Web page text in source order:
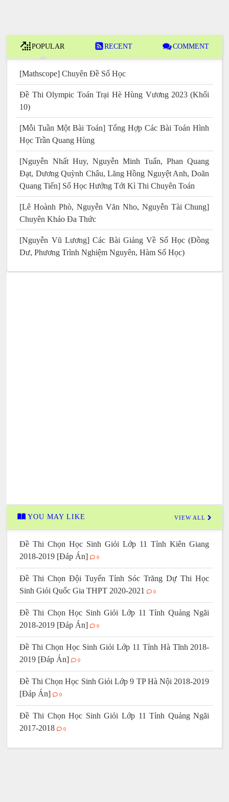
POPULAR RECENT COMMENT
[Mathscope] Chuyên Đề Số Học
Đề Thi Olympic Toán Trại Hè Hùng Vương 2023 (Khối
10)
[Mỗi Tuần Một Bài Toán] Tổng Hợp Các Bài Toán Hình
Học Trần Quang Hùng
[Nguyễn Nhất Huy, Nguyễn Minh Tuấn, Phan Quang
Đạt, Dương Quỳnh Châu, Lăng Hồng Nguyệt Anh, Doãn
Quang Tiến] Số Học Hướng Tới Kì Thi Chuyên Toán
[Lê Hoành Phò, Nguyễn Văn Nho, Nguyễn Tài Chung]
Chuyên Khảo Đa Thức
[Nguyễn Vũ Lương] Các Bài Giảng Về Số Học (Đồng
Dư, Phương Trình Nghiệm Nguyên, Hàm Số Học)
YOU MAY LIKE VIEW ALL
Đề Thi Chọn Học Sinh Giỏi Lớp 11 Tỉnh Kiên Giang
2018-2019 [Đáp Án]
0
Đề Thi Chọn Đội Tuyển Tỉnh Sóc Trăng Dự Thi Học
Sinh Giỏi Quốc Gia THPT 2020-2021
0
Đề Thi Chọn Học Sinh Giỏi Lớp 11 Tỉnh Quảng Ngãi
2018-2019 [Đáp Án]
0
Đề Thi Chọn Học Sinh Giỏi Lớp 11 Tỉnh Hà Tĩnh 2018-
2019 [Đáp Án]
0
Đề Thi Chọn Học Sinh Giỏi Lớp 9 TP Hà Nội 2018-2019
[Đáp Án]
0
Đề Thi Chọn Học Sinh Giỏi Lớp 11 Tỉnh Quảng Ngãi
2017-2018
0